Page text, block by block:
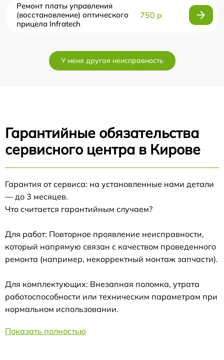
Ремонт платы управления
(восстановление) оптического
прицела Infratech
750 р
У меня другая неисправность
Гарантийные обязательства
сервисного центра в Кирове
Гарантия от сервиса: на установленные нами детали
— до 3 месяцев.
Что считается гарантийным случаем?
Для работ: Повторное проявление неисправности,
который напрямую связан с качеством проведенного
ремонта (например, некорректный монтаж запчасти).
Для комплектующих: Внезапная поломка, утрата
работоспособности или техническим параметрам при
нормальном использовании.
Показать полностью